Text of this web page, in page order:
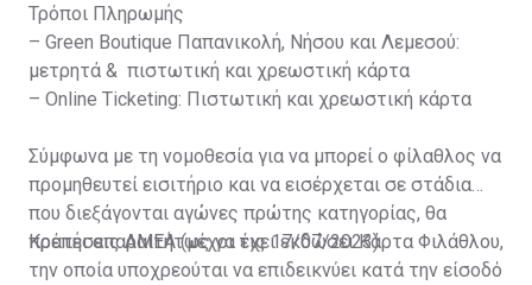
Τρόποι Πληρωμής
– Green Boutique Παπανικολή, Νήσου και Λεμεσού:
μετρητά & πιστωτική και χρεωστική κάρτα
– Online Ticketing: Πιστωτική και χρεωστική κάρτα
Σύμφωνα με τη νομοθεσία για να μπορεί ο φίλαθλος να
προμηθευτεί εισιτήριο και να εισέρχεται σε στάδια
που διεξάγονται αγώνες πρώτης κατηγορίας, θα
πρέπει απαραιτήτως να έχει εκδώσει Κάρτα Φιλάθλου,
την οποία υποχρεούται να επιδεικνύει κατά την είσοδό
Κρατήσεις ΑΜΕΑ (μέχρι τις 17/07/2023)